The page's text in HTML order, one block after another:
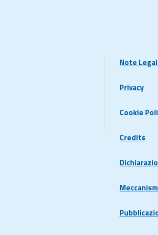
Note
Privacy
Cookie
Credits